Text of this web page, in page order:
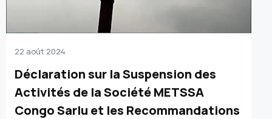
22 août 2024
Déclaration sur la Suspension des
Activités de la Société METSSA
Congo Sarlu et les Recommandations